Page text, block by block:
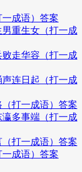
成语）答案
重生女（打一成
走华容（打一成
连日起（打一成
打一成语）答案
多事端（打一成
打一成语）答案
成语）答案